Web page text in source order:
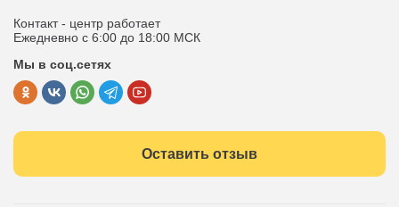
Политика конфиденциальности
Публичная оферта
Контакт - центр работает
Ежедневно с 6:00 до 18:00 МСК
Мы в соц.сетях
Оставить отзыв